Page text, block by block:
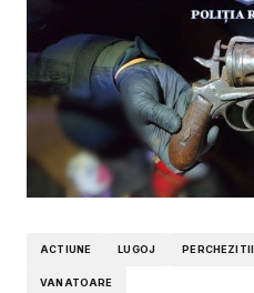
ACTIUNE LUGOJ PERCHEZITII
VANATOARE